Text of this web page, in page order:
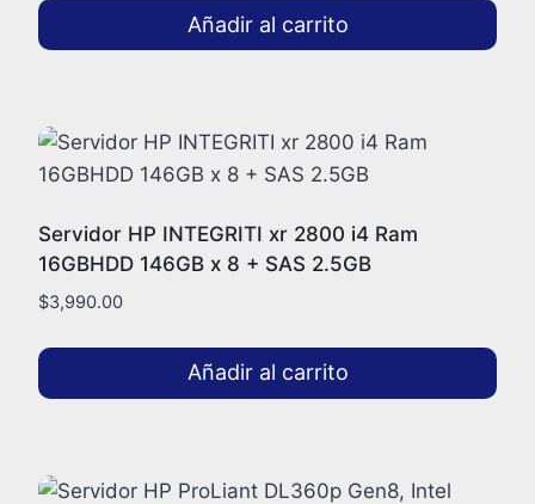
Añadir al carrito
Servidor HP INTEGRITI xr 2800 i4 Ram
16GBHDD 146GB x 8 + SAS 2.5GB
$3,990.00
Añadir al carrito